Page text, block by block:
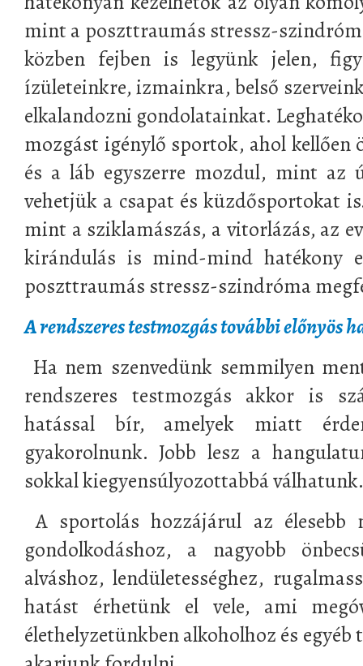
mint a poszttraumás stressz-
közben fejben is legyünk jelen,
ízületeinkre, izmainkra, belső
elkalandozni gondolatainkat.
mozgást igénylő sportok, ahol kellően
és a láb egyszerre mozdul, mint az
vehetjük a csapat és küzdősportokat
mint a sziklamászás, a vitorlázás, az
kirándulás is mind-mind hatékony
poszttraumás stressz-szindróma
A rendszeres testmozgás további előnyös
Ha nem szenvedünk semmilyen
rendszeres testmozgás akkor is
hatással bír, amelyek miatt
gyakorolnunk. Jobb lesz a
sokkal kiegyensúlyozottabbá válhatunk.
A sportolás hozzájárul az élesebb
gondolkodáshoz, a nagyobb
alváshoz, lendületességhez,
hatást érhetünk el vele, ami
élethelyzetünkben alkoholhoz és